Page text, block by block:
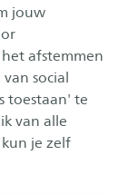
jouw
afstemmen
social
toestaan' te
van alle
je zelf
bijdrage
leerlingen.
op in het
leeromgevingen